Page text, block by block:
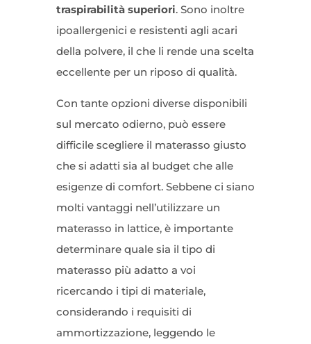
traspirabilità superiori. Sono inoltre
ipoallergenici e resistenti agli acari
della polvere, il che li rende una scelta
eccellente per un riposo di qualità.
Con tante opzioni diverse disponibili
sul mercato odierno, può essere
difficile scegliere il materasso giusto
che si adatti sia al budget che alle
esigenze di comfort. Sebbene ci siano
molti vantaggi nell’utilizzare un
materasso in lattice, è importante
determinare quale sia il tipo di
materasso più adatto a voi
ricercando i tipi di materiale,
considerando i requisiti di
ammortizzazione, leggendo le